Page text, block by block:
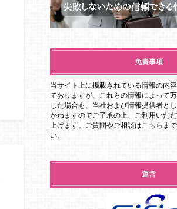
免責事項
当サイト上に掲載されている情報の内
ておりますが、これらの情報によって
じた場合も、当社および情報提供者と
かねますのでご了承の上、ご利用いた
上げます。ご質問やご相談は こちら ま
い。
運営